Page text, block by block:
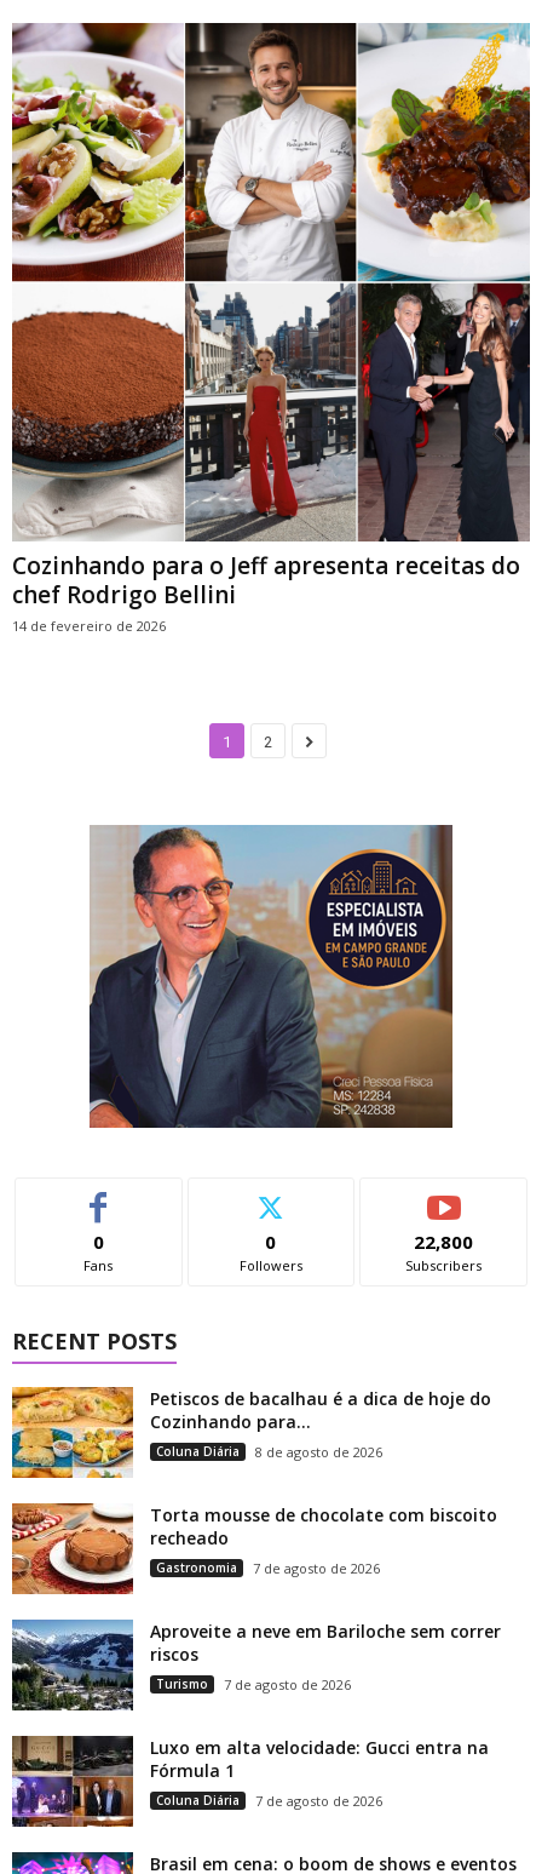
Cozinhando para o Jeff apresenta receitas do
chef Rodrigo Bellini
14 de fevereiro de 2026
1 2
0
Fans
0
Followers
22,800
Subscribers
RECENT POSTS
Petiscos de bacalhau é a dica de hoje do
Cozinhando para...
Coluna Diária 8 de agosto de 2026
Torta mousse de chocolate com biscoito
recheado
Gastronomia 7 de agosto de 2026
Aproveite a neve em Bariloche sem correr
riscos
Turismo 7 de agosto de 2026
Luxo em alta velocidade: Gucci entra na
Fórmula 1
Coluna Diária 7 de agosto de 2026
Brasil em cena: o boom de shows e eventos